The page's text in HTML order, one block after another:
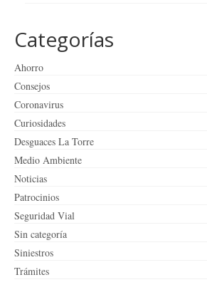
Categorías
Ahorro
Consejos
Coronavirus
Curiosidades
Desguaces La Torre
Medio Ambiente
Noticias
Patrocinios
Seguridad Vial
Sin categoría
Siniestros
Trámites